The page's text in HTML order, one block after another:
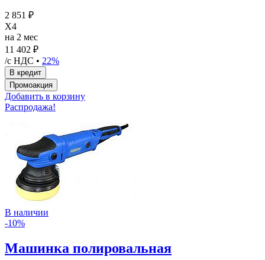
2 851 ₽
X4
на 2 мес
11 402 ₽
/с НДС • 22%
Добавить в корзину
Распродажа!
В наличии
-10%
Машинка полировальная